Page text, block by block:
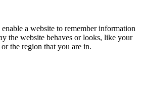
a website to remember information
the website behaves or looks, like your
the region that you are in.